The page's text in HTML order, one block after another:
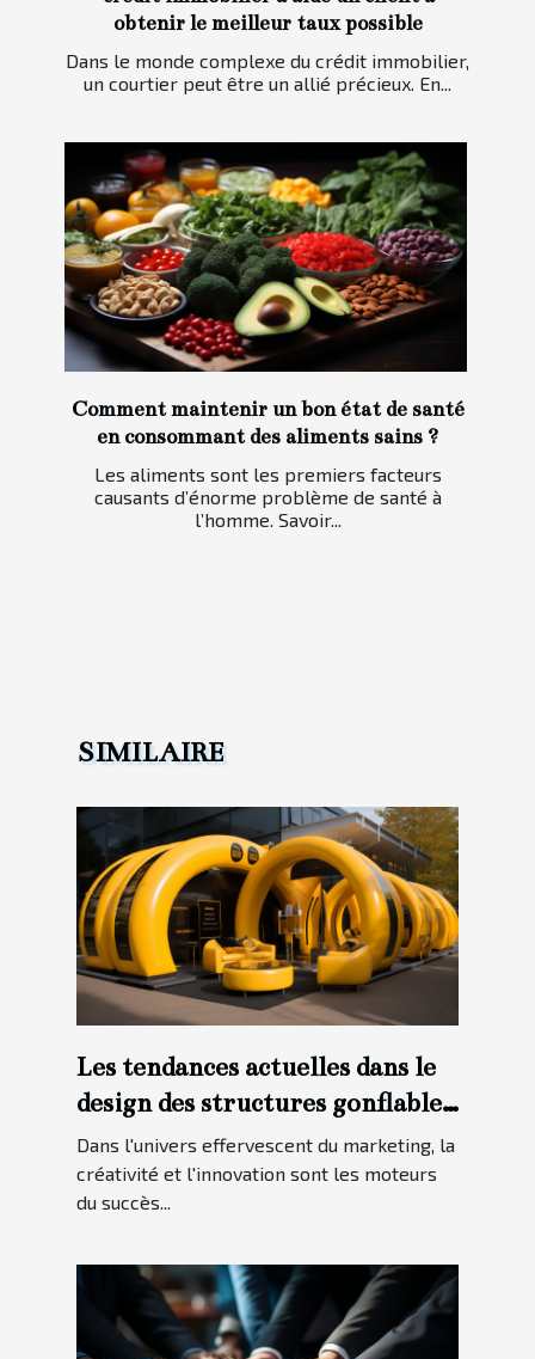
obtenir le meilleur taux possible
Dans le monde complexe du crédit immobilier,
un courtier peut être un allié précieux. En...
Comment maintenir un bon état de santé
en consommant des aliments sains ?
Les aliments sont les premiers facteurs
causants d’énorme problème de santé à
l’homme. Savoir...
SIMILAIRE
Les tendances actuelles dans le
design des structures gonflables
pour les campagnes marketing.
Dans l'univers effervescent du marketing, la
créativité et l'innovation sont les moteurs
du succès...